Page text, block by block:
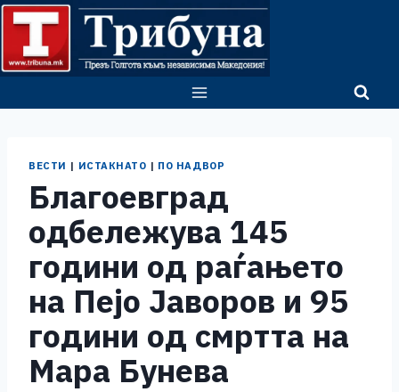
Skip
content
ВЕСТИ | ИСТАКНАТО | ПО НАДВОР
Благоевград
одбележува 145
години од раѓањето
на Пејо Јаворов и 95
години од смртта на
Мара Бунева